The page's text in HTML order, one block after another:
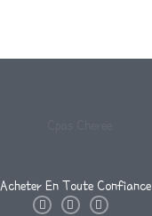
Acheter En Toute Confiance
I
T
F